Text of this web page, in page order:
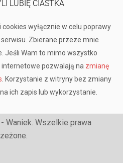
LUBIĘ CIASTKA
wyłącznie w celu poprawy
Zbierane przeze mnie
Jeśli Wam to mimo wszystko
pozwalają na zmianę
. Korzystanie z witryny bez zmiany
ich zapis lub wykorzystanie.
Waniek. Wszelkie prawa